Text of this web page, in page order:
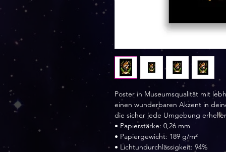
Poster in Museumsqualität mit
einen wunderbaren Akzent in
die sicher jede Umgebung
• Papierstärke: 0,26 mm
• Papiergewicht: 189 g/m²
• Lichtundurchlässigkeit: 94%